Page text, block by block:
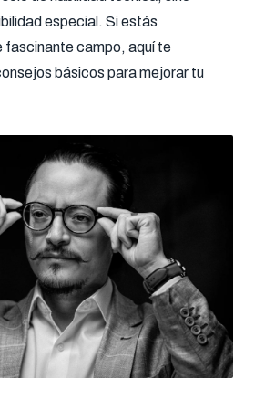
especial. Si estás
fascinante campo, aquí te
básicos para mejorar tu